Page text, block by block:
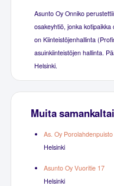
Asunto Oy Onniko
osakeyhtiö, jonka
on Kiinteistöjenhallinta
asuinkiinteistöjen hallinta.
Helsinki.
Muita
As. Oy Porolahdenpuisto
Helsinki
Asunto Oy Vuoritie 17
Helsinki